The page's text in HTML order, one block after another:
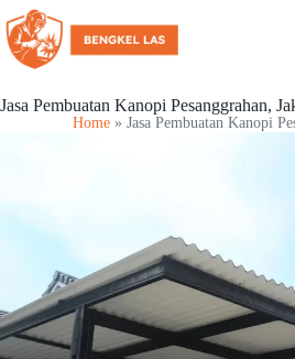
Jasa Pembuatan Kanopi Pesanggrahan,
Home » Jasa Pembuatan Kanopi